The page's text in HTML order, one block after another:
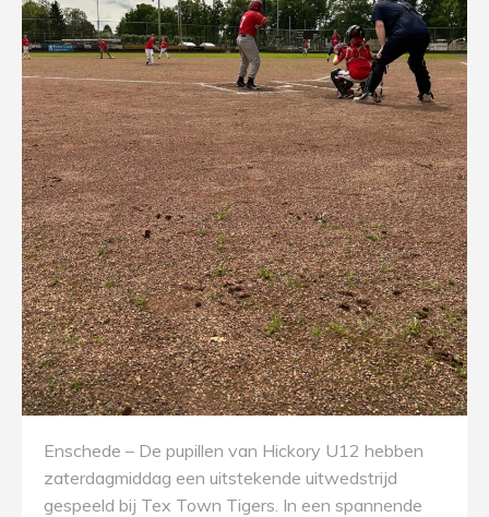
Enschede – De pupillen van Hickory U12 hebben
zaterdagmiddag een uitstekende uitwedstrijd
gespeeld bij Tex Town Tigers. In een spannende